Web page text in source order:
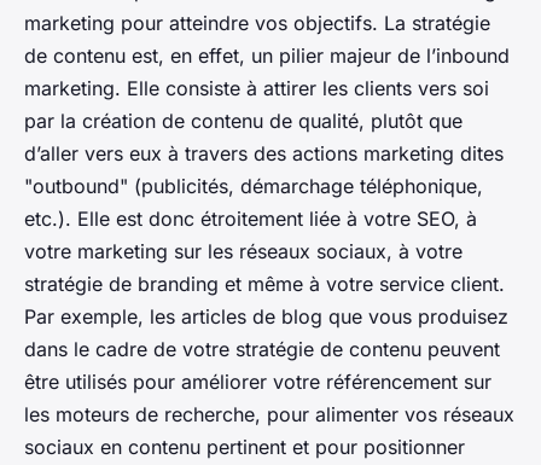
marketing pour atteindre vos objectifs. La stratégie
de contenu est, en effet, un pilier majeur de l’inbound
marketing. Elle consiste à attirer les clients vers soi
par la création de contenu de qualité, plutôt que
d’aller vers eux à travers des actions marketing dites
"outbound" (publicités, démarchage téléphonique,
etc.). Elle est donc étroitement liée à votre SEO, à
votre marketing sur les réseaux sociaux, à votre
stratégie de branding et même à votre service client.
Par exemple, les articles de blog que vous produisez
dans le cadre de votre stratégie de contenu peuvent
être utilisés pour améliorer votre référencement sur
les moteurs de recherche, pour alimenter vos réseaux
sociaux en contenu pertinent et pour positionner